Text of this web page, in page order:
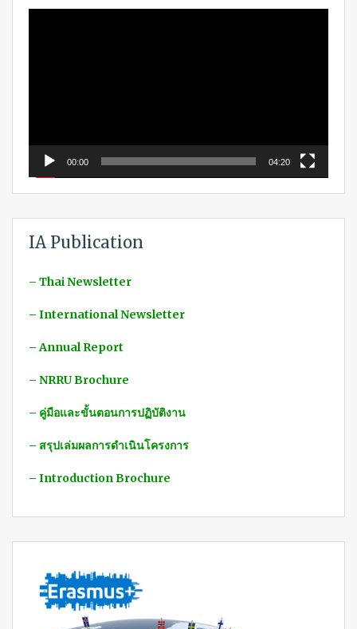
00:00 04:20
IA Publication
– Thai Newsletter
– International Newsletter
– Annual Report
– NRRU Brochure
– คู่มือและขั้นตอนการปฏิบัติงาน
– สรุปเล่มผลการดำเนินโครงการ
– Introduction Brochure